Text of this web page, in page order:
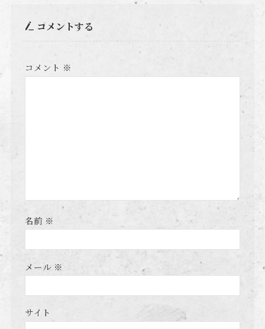
コメントする
コメント ※
名前 ※
メール ※
サイト